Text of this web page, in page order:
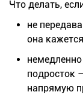
Что делать,
не
она
подросток
напрямую